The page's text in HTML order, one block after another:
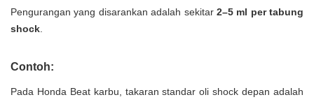
Pengurangan yang disarankan adalah sekitar 2–5 ml per tabung
shock.
Contoh:
Pada Honda Beat karbu, takaran standar oli shock depan adalah